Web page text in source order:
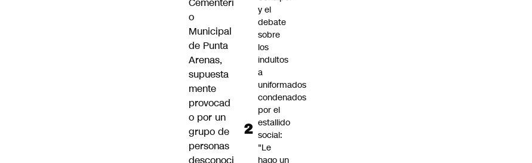
o
Municipal
de Punta
Arenas,
supuesta
mente
provocad
o por un
grupo de
personas
desconoci
y el
debate
sobre
los
indultos
a
uniformados
condenados
por el
estallido
social:
"Le
hago un